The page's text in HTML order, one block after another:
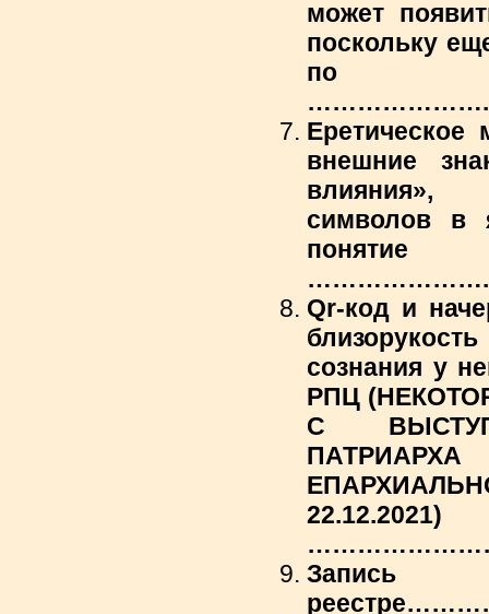
может
поскольку
по
Еретическое
внешние
влияния»,
символов в
Qr-код и
сознания у
РПЦ
С
22.12.2021)